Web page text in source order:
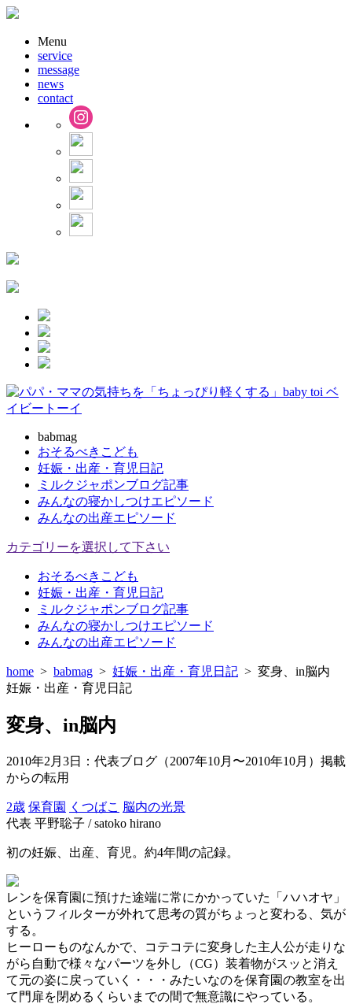
Menu
service
message
news
contact
babmag
おそるべきこども
妊娠・出産・育児日記
ミルクジャポンブログ記事
みんなの寝かしつけエピソード
みんなの出産エピソード
カテゴリーを選択して下さい
おそるべきこども
妊娠・出産・育児日記
ミルクジャポンブログ記事
みんなの寝かしつけエピソード
みんなの出産エピソード
home > babmag > 妊娠・出産・育児日記 > 変身、in脳内
妊娠・出産・育児日記
変身、in脳内
2010年2月3日
：代表ブログ（2007年10月〜2010年10月）掲載
からの転用
2歳 保育園 くつばこ
脳内の光景
代表 平野聡子 / satoko hirano
初の妊娠、出産、育児。約4年間の記録。
レンを保育園に預けた途端に常にかかっていた「ハハオヤ」
というフィルターが外れて思考の質がちょっと変わる、気が
する。
ヒーローものなんかで、コテコテに変身した主人公が走りな
がら自動で様々なパーツを外し（CG）装着物がスッと消え
て元の姿に戻っていく・・・みたいなのを保育園の教室を出
て門扉を閉めるくらいまでの間で無意識にやっている。